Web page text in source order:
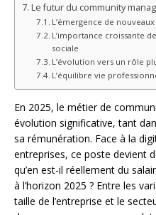
Le futur du community
L’émergence de
L’importance croissante
sociale
L’évolution vers un rôle
L’équilibre vie
En 2025, le métier de
évolution significative, tant
sa rémunération. Face à la
entreprises, ce poste devient
qu’en est-il réellement du
à l’horizon 2025 ? Entre les
taille de l’entreprise et le